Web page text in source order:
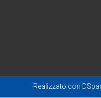
Realizzato con